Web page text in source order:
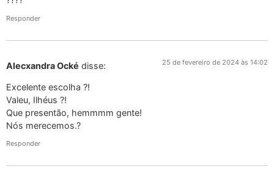
Responder
Alecxandra Ocké disse: 25 de fevereiro de 2024 às 14:02
Excelente escolha ?!
Valeu, Ilhéus ?!
Que presentão, hemmmm gente!
Nós merecemos.?
Responder